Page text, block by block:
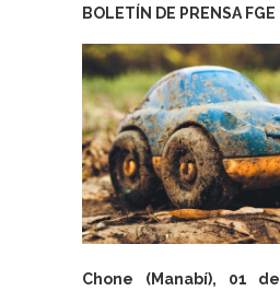
BOLETÍN DE PRENSA
Chone (Manabí), 01